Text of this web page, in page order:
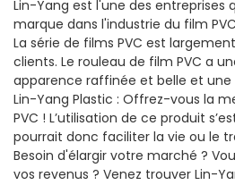
Lin-Yang est l'une des entreprises
marque dans l'industrie du film
La série de films PVC est
clients. Le rouleau de film PVC a
apparence raffinée et belle et une
Lin-Yang Plastic : Offrez-vous la
PVC ! L’utilisation de ce produit
pourrait donc faciliter la vie ou le
Besoin d'élargir votre marché ?
vos revenus ? Venez trouver Lin-